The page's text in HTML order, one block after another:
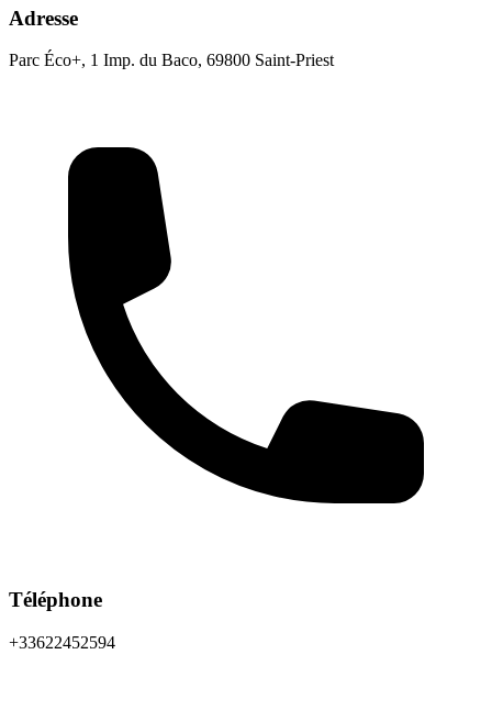
Adresse
Parc Éco+, 1 Imp. du Baco, 69800 Saint-Priest
Téléphone
+33622452594